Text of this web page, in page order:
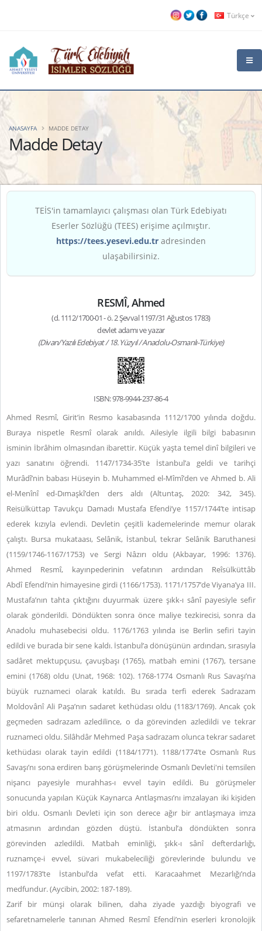
Türkçe
Madde Detay
ANASAYFA MADDE DETAY
TEİS'in tamamlayıcı çalışması olan Türk Edebiyatı
Eserler Sözlüğü (TEES) erişime açılmıştır.
https://tees.yesevi.edu.tr adresinden
ulaşabilirsiniz.
RESMÎ, Ahmed
(d. 1112/1700-01 - ö. 2 Şevval 1197/31 Ağustos 1783)
devlet adamı ve yazar
(Divan/Yazılı Edebiyat / 18. Yüzyıl / Anadolu-Osmanlı-Türkiye)
ISBN: 978-9944-237-86-4
Ahmed Resmî, Girit’in Resmo kasabasında 1112/1700 yılında doğdu.
Buraya nispetle Resmî olarak anıldı. Ailesiyle ilgili bilgi babasının
isminin İbrâhim olmasından ibarettir. Küçük yaşta temel dinî bilgileri ve
yazı sanatını öğrendi. 1147/1734-35’te İstanbul’a geldi ve tarihçi
Murâdî’nin babası Hüseyin b. Muhammed el-Mîmî’den ve Ahmed b. Ali
el-Menînî ed-Dımaşkî’den ders aldı (Altuntaş, 2020: 342, 345).
Reisülküttap Tavukçu Damadı Mustafa Efendi’ye 1157/1744’te intisap
ederek kızıyla evlendi. Devletin çeşitli kademelerinde memur olarak
çalıştı. Bursa mukataası, Selânik, İstanbul, tekrar Selânik Baruthanesi
(1159/1746-1167/1753) ve Sergi Nâzırı oldu (Akbayar, 1996: 1376).
Ahmed Resmî, kayınpederinin vefatının ardından Reîsülküttâb
Abdî Efendi’nin himayesine girdi (1166/1753). 1171/1757’de Viyana’ya III.
Mustafa’nın tahta çıktığını duyurmak üzere şıkk-ı sânî payesiyle sefir
olarak gönderildi. Döndükten sonra önce maliye tezkirecisi, sonra da
Anadolu muhasebecisi oldu. 1176/1763 yılında ise Berlin sefiri tayin
edildi ve burada bir sene kaldı. İstanbul’a dönüşünün ardından, sırasıyla
sadâret mektupçusu, çavuşbaşı (1765), matbah emini (1767), tersane
emini (1768) oldu (Unat, 1968: 102). 1768-1774 Osmanlı Rus Savaşı’na
büyük ruznameci olarak katıldı. Bu sırada terfi ederek Sadrazam
Moldovânî Ali Paşa’nın sadaret kethüdası oldu (1183/1769). Ancak çok
geçmeden sadrazam azledilince, o da görevinden azledildi ve tekrar
ruznameci oldu. Silâhdâr Mehmed Paşa sadrazam olunca tekrar sadaret
kethüdası olarak tayin edildi (1184/1771). 1188/1774’te Osmanlı Rus
Savaşı’nı sona erdiren barış görüşmelerinde Osmanlı Devleti'ni temsilen
nişancı payesiyle murahhas-ı evvel tayin edildi. Bu görüşmeler
sonucunda yapılan Küçük Kaynarca Antlaşması’nı imzalayan iki kişiden
biri oldu. Osmanlı Devleti için son derece ağır bir antlaşmaya imza
atmasının ardından gözden düştü. İstanbul’a döndükten sonra
görevinden azledildi. Matbah eminliği, şıkk-ı sânî defterdarlığı,
ruznamçe-i evvel, süvari mukabeleciliği görevlerinde bulundu ve
1197/1783’te İstanbul’da vefat etti. Karacaahmet Mezarlığı’nda
medfundur. (Aycibin, 2002: 187-189).
Zarif bir münşi olarak bilinen, daha ziyade yazdığı biyografi ve
sefaretnamelerle tanınan Ahmed Resmî Efendi’nin eserleri kronolojik